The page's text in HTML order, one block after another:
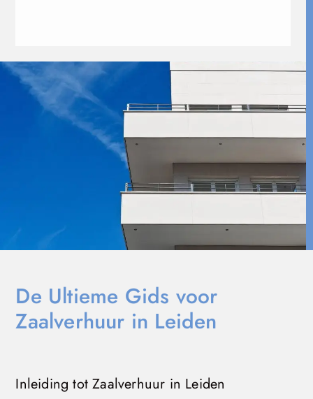
De Ultieme Gids voor
Zaalverhuur in Leiden
Inleiding tot Zaalverhuur in Leiden